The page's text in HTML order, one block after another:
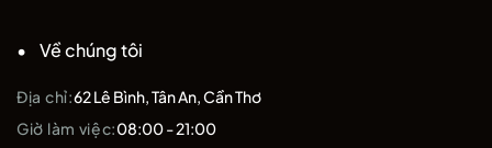
Về chúng tôi
Địa chỉ:62 Lê Bình, Tân An, Cần Thơ
Giờ làm việc:08:00 - 21:00